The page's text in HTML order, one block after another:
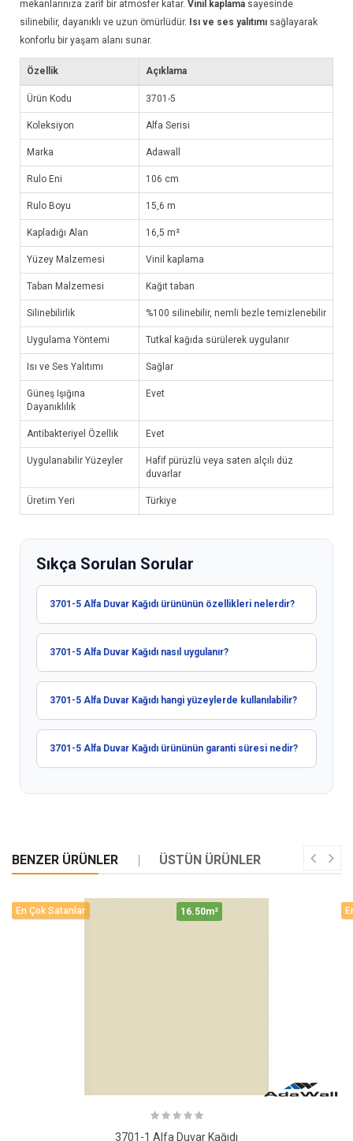
mekanlarınıza zarif bir atmosfer katar. Vinil kaplama sayesinde
silinebilir, dayanıklı ve uzun ömürlüdür. Isı ve ses yalıtımı sağlayarak
konforlu bir yaşam alanı sunar.
Özellik Açıklama
Ürün Kodu 3701-5
Koleksiyon Alfa Serisi
Marka Adawall
Rulo Eni 106 cm
Rulo Boyu 15,6 m
Kapladığı Alan 16,5 m²
Yüzey Malzemesi Vinil kaplama
Taban Malzemesi Kağıt taban
Silinebilirlik %100 silinebilir, nemli bezle temizlenebilir
Uygulama Yöntemi Tutkal kağıda sürülerek uygulanır
Isı ve Ses Yalıtımı Sağlar
Güneş Işığına
Dayanıklılık
Evet
Antibakteriyel Özellik Evet
Uygulanabilir Yüzeyler
Hafif pürüzlü veya saten alçılı düz
duvarlar
Üretim Yeri Türkiye
Sıkça Sorulan Sorular
3701-5 Alfa Duvar Kağıdı ürününün özellikleri nelerdir?
3701-5 Alfa Duvar Kağıdı nasıl uygulanır?
3701-5 Alfa Duvar Kağıdı hangi yüzeylerde kullanılabilir?
3701-5 Alfa Duvar Kağıdı ürününün garanti süresi nedir?
BENZER ÜRÜNLER ÜSTÜN ÜRÜNLER
En Çok Satanlar 16.50m²
3701-1 Alfa Duvar Kağıdı